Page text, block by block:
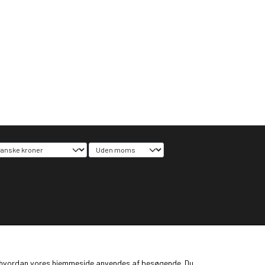
vores hjemmeside anvendes af besøgende. Du